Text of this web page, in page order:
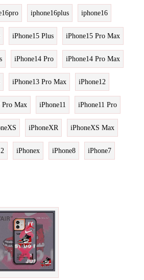
iphone16plus iphone16
iPhone15 Plus iPhone15 Pro Max
iPhone14 Pro iPhone14 Pro Max
iPhone13 Pro Max iPhone12
Pro Max iPhone11 iPhone11 Pro
iPhoneXR iPhoneXS Max
iPhonex iPhone8 iPhone7